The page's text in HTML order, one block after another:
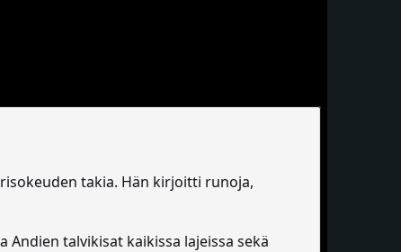
takia. Hän kirjoitti runoja,
talvikisat kaikissa lajeissa sekä